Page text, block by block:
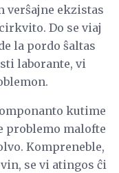
verŝajne ekzistas
Do se viaj
la pordo ŝaltas
laborante, vi
kutime
problemo malofte
Kompreneble,
se vi atingos ĉi